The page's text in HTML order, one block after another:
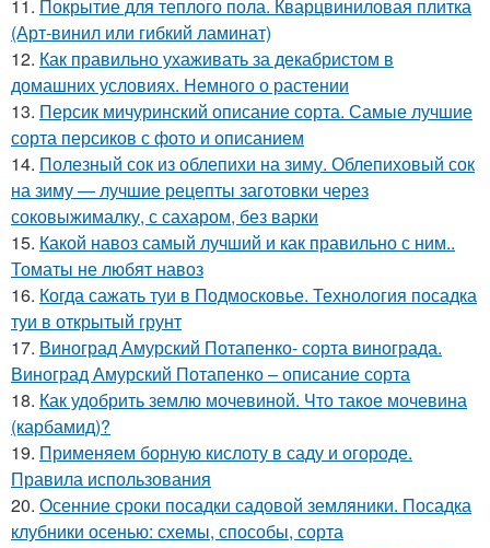
11. Покрытие для теплого пола. Кварцвиниловая плитка
(Арт-винил или гибкий ламинат)
12. Как правильно ухаживать за декабристом в
домашних условиях. Немного о растении
13. Персик мичуринский описание сорта. Самые лучшие
сорта персиков с фото и описанием
14. Полезный сок из облепихи на зиму. Облепиховый сок
на зиму — лучшие рецепты заготовки через
соковыжималку, с сахаром, без варки
15. Какой навоз самый лучший и как правильно с ним..
Томаты не любят навоз
16. Когда сажать туи в Подмосковье. Технология посадка
туи в открытый грунт
17. Виноград Амурский Потапенко- сорта винограда.
Виноград Амурский Потапенко – описание сорта
18. Как удобрить землю мочевиной. Что такое мочевина
(карбамид)?
19. Применяем борную кислоту в саду и огороде.
Правила использования
20. Осенние сроки посадки садовой земляники. Посадка
клубники осенью: схемы, способы, сорта